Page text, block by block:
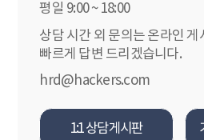
평일 9:00 ~ 18:00
상담 시간 외 문의는 온라인
빠르게 답변 드리겠습니다.
hrd@hackers.com
1:1 상담게시판